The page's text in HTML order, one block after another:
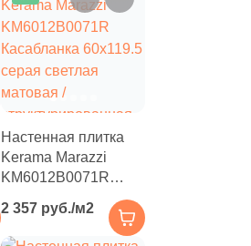
Настенная плитка
Kerama Marazzi
KM6012B0071R
Касабланка 60x119.5
серая светлая
матовая /
2 357 руб./м2